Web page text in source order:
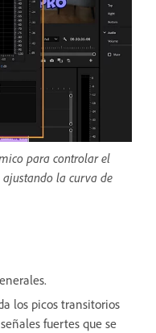
para controlar el
la curva de
los picos transitorios
fuertes que se